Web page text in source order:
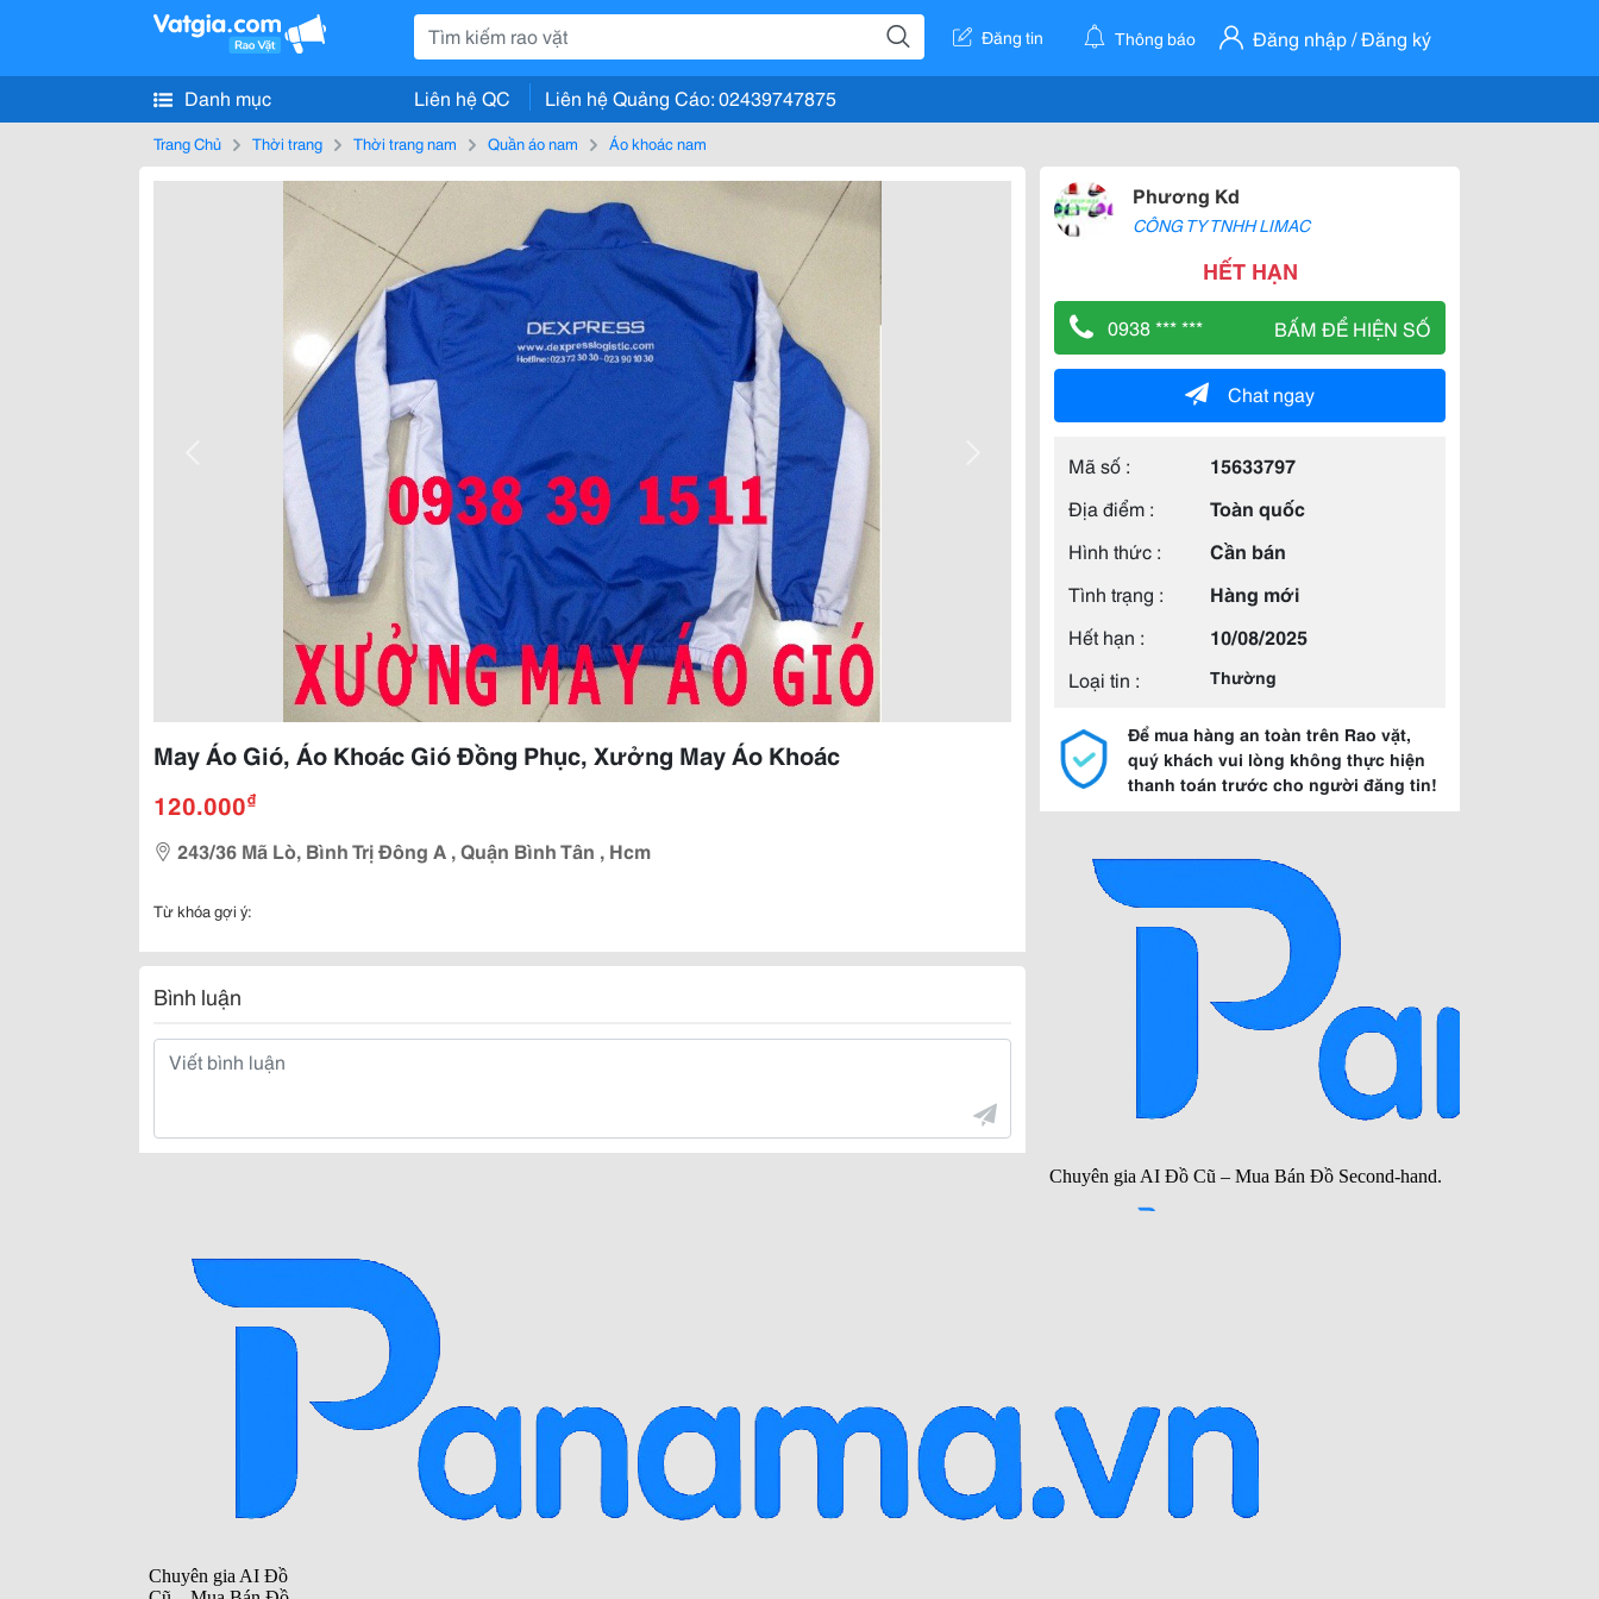
Đăng tin Thông báo Đăng nhập / Đăng ký
Danh mục Liên hệ QC Liên hệ Quảng Cáo: 02439747875
Trang Chủ Thời trang Thời trang nam Quần áo nam Áo khoác nam
May Áo Gió, Áo Khoác Gió Đồng Phục, Xưởng May Áo Khoác
120.000₫
243/36 Mã Lò, Bình Trị Đông A , Quận Bình Tân , Hcm
Từ khóa gợi ý:
Bình luận
Phương Kd
CÔNG TY TNHH LIMAC
HẾT HẠN
0938 *** *** BẤM ĐỂ HIỆN SỐ
Chat ngay
Mã số :
15633797
Địa điểm :
Toàn quốc
Hình thức :
Cần bán
Tình trạng :
Hàng mới
Hết hạn :
10/08/2025
Loại tin :
Thường
Để mua hàng an toàn trên Rao vặt,
quý khách vui lòng không thực hiện
thanh toán trước cho người đăng tin!